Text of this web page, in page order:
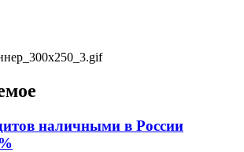
наличными в России